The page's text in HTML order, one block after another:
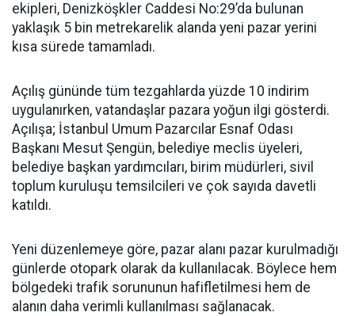
ekipleri, Denizköşkler Caddesi No:29’da bulunan
yaklaşık 5 bin metrekarelik alanda yeni pazar yerini
kısa sürede tamamladı.
Açılış gününde tüm tezgahlarda yüzde 10 indirim
uygulanırken, vatandaşlar pazara yoğun ilgi gösterdi.
Açılışa; İstanbul Umum Pazarcılar Esnaf Odası
Başkanı Mesut Şengün, belediye meclis üyeleri,
belediye başkan yardımcıları, birim müdürleri, sivil
toplum kuruluşu temsilcileri ve çok sayıda davetli
katıldı.
Yeni düzenlemeye göre, pazar alanı pazar kurulmadığı
günlerde otopark olarak da kullanılacak. Böylece hem
bölgedeki trafik sorununun hafifletilmesi hem de
alanın daha verimli kullanılması sağlanacak.